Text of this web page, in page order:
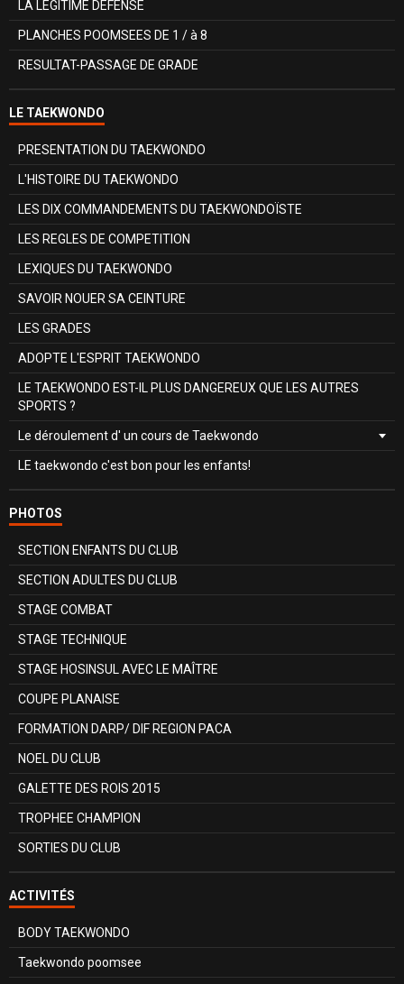
LA LEGITIME DEFENSE
PLANCHES POOMSEES DE 1 / à 8
RESULTAT-PASSAGE DE GRADE
LE TAEKWONDO
PRESENTATION DU TAEKWONDO
L'HISTOIRE DU TAEKWONDO
LES DIX COMMANDEMENTS DU TAEKWONDOÏSTE
LES REGLES DE COMPETITION
LEXIQUES DU TAEKWONDO
SAVOIR NOUER SA CEINTURE
LES GRADES
ADOPTE L'ESPRIT TAEKWONDO
LE TAEKWONDO EST-IL PLUS DANGEREUX QUE LES AUTRES
SPORTS ?
Le déroulement d' un cours de Taekwondo
LE taekwondo c'est bon pour les enfants!
PHOTOS
SECTION ENFANTS DU CLUB
SECTION ADULTES DU CLUB
STAGE COMBAT
STAGE TECHNIQUE
STAGE HOSINSUL AVEC LE MAÎTRE
COUPE PLANAISE
FORMATION DARP/ DIF REGION PACA
NOEL DU CLUB
GALETTE DES ROIS 2015
TROPHEE CHAMPION
SORTIES DU CLUB
ACTIVITÉS
BODY TAEKWONDO
Taekwondo poomsee